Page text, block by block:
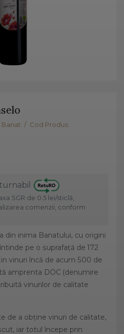
Banat / Cod Produs:
SGR de 0.5 lei/sticlă,
comenzii, conform
din inima Banatului, cu origini
pe o suprafață de 172
vinuri încă de acum 500 de
amprenta DOC (denumire
vinurilor de calitate
de a obține vinuri de calitate,
iar totul începe prin